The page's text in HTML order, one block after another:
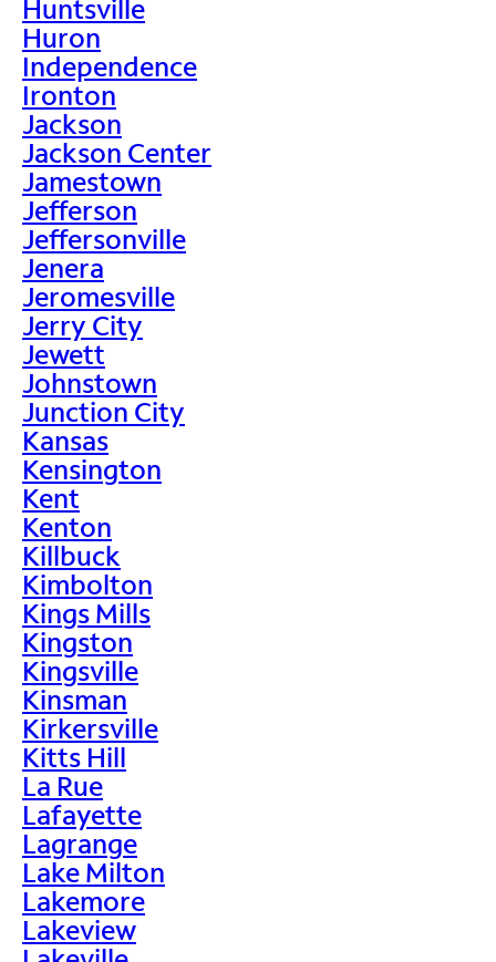
Huntsville
Huron
Independence
Ironton
Jackson
Jackson Center
Jamestown
Jefferson
Jeffersonville
Jenera
Jeromesville
Jerry City
Jewett
Johnstown
Junction City
Kansas
Kensington
Kent
Kenton
Killbuck
Kimbolton
Kings Mills
Kingston
Kingsville
Kinsman
Kirkersville
Kitts Hill
La Rue
Lafayette
Lagrange
Lake Milton
Lakemore
Lakeview